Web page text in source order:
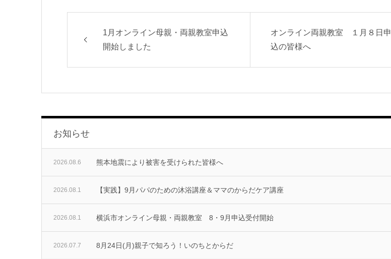
1月オンライン母親・両親教室申込
開始しました
オンライン両親教室 １月８日申
込の皆様へ
お知らせ
2026.08.6 熊本地震により被害を受けられた皆様へ
2026.08.1 【実践】9月パパのための沐浴講座＆ママのからだケア講座
2026.08.1 横浜市オンライン母親・両親教室 8・9月申込受付開始
2026.07.7 8月24日(月)親子で知ろう！いのちとからだ